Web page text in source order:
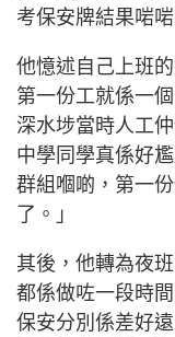
考保安牌結果啱
他憶述自己上班
第一份工就係一
深水埗當時人工
中學同學真係好
群組嗰啲，第一
了。」
其後，他轉為夜
都係做咗一段時
保安分別係差好